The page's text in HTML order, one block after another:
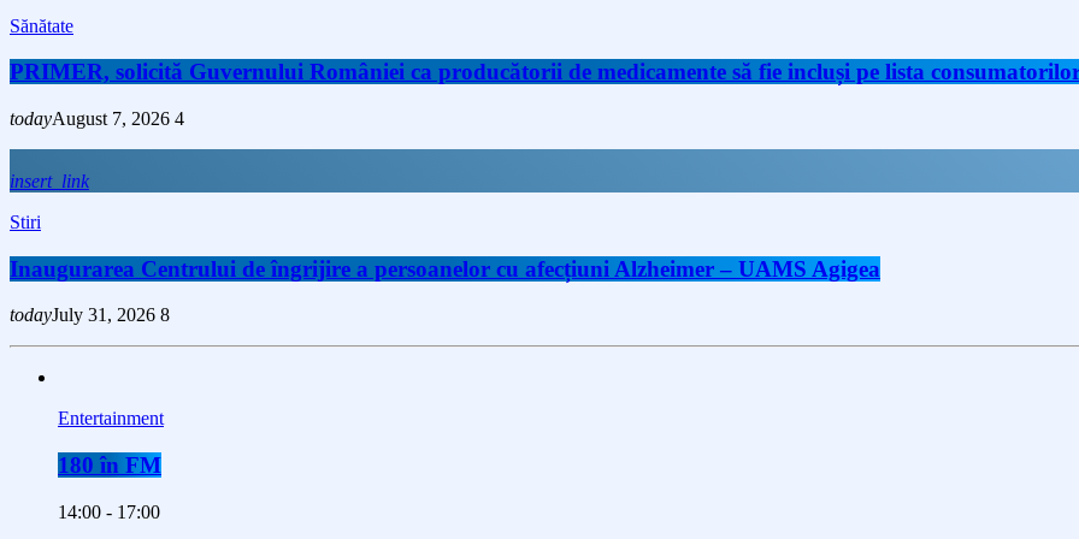
Sănătate
PRIMER, solicită Guvernului României ca producătorii de medicamente să fie incluși pe lista
todayAugust 7, 2026 4
insert_link
Stiri
Inaugurarea Centrului de îngrijire a persoanelor cu afecțiuni Alzheimer – UAMS Agigea
todayJuly 31, 2026 8
Entertainment
180 în FM
14:00 - 17:00